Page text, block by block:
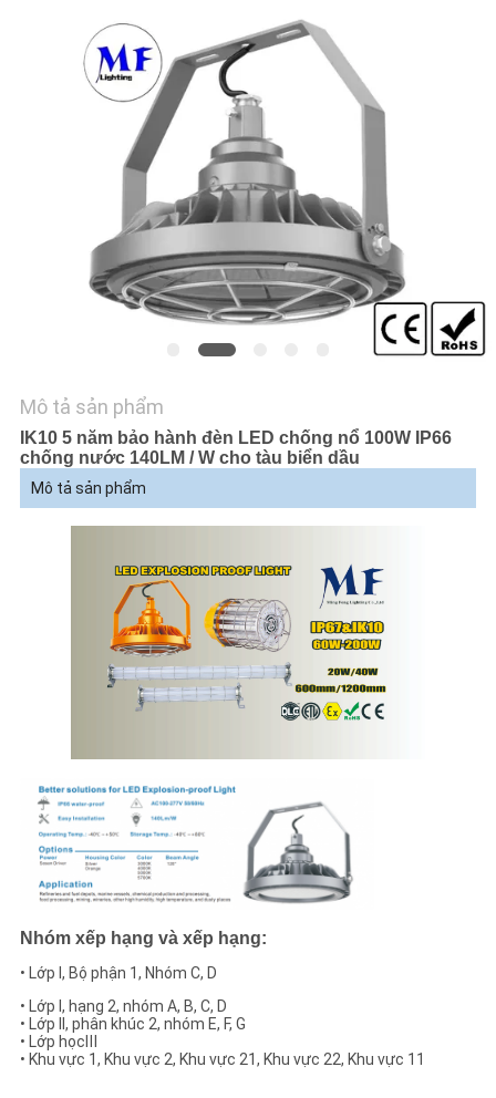
Mô tả sản phẩm
IK10 5 năm bảo hành đèn LED chống nổ 100W IP66
chống nước 140LM / W cho tàu biển dầu
Mô tả sản phẩm
Nhóm xếp hạng và xếp hạng:
• Lớp I, Bộ phận 1, Nhóm C, D
• Lớp I, hạng 2, nhóm A, B, C, D
• Lớp II, phân khúc 2, nhóm E, F, G
• Lớp học
• Khu vực 1, Khu vực 2, Khu vực 21, Khu vực 22, Khu vực 11